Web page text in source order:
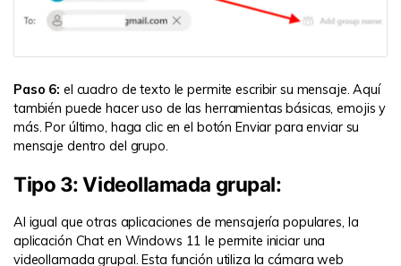
Paso 6: el cuadro de texto le permite escribir su mensaje. Aquí
también puede hacer uso de las herramientas básicas, emojis y
más. Por último, haga clic en el botón Enviar para enviar su
mensaje dentro del grupo.
Tipo 3: Videollamada grupal:
Al igual que otras aplicaciones de mensajería populares, la
aplicación Chat en Windows 11 le permite iniciar una
videollamada grupal. Esta función utiliza la cámara web